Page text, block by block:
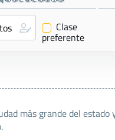
✔ Clase
preferente
más grande del estado